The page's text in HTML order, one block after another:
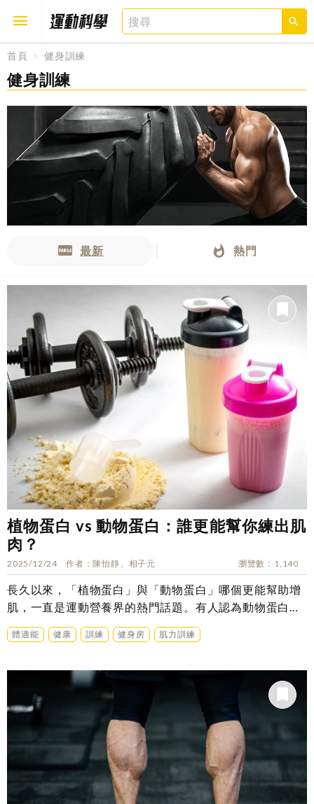
首頁 健身訓練
健身訓練
最新 熱門
植物蛋白 vs 動物蛋白：誰更能幫你練出肌
肉？
2025/12/24 作者 陳怡靜、相子元 瀏覽數 1,140
長久以來，「植物蛋白」與「動物蛋白」哪個更能幫助增
肌，一直是運動營養界的熱門話題。有人認為動物蛋白
胺...
體適能 健康 訓練 健身房 肌力訓練